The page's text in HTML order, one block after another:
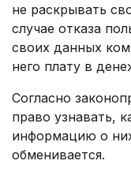
не раскрывать
случае отказа
своих данных
него плату в
Согласно
право узнавать,
информацию о
обменивается.